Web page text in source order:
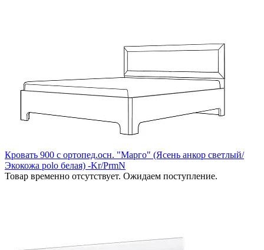
Кровать 900 с ортопед.осн. "Марго" (Ясень анкор светлый/
Экокожа polo белая) -Kr/PrmN
Товар временно отсутствует. Ожидаем поступление.